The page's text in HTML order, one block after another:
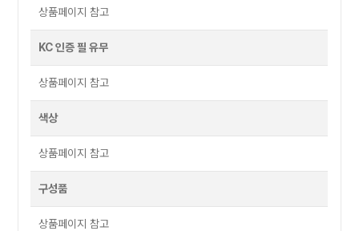
상품페이지 참고
KC 인증 필 유무
상품페이지 참고
색상
상품페이지 참고
구성품
상품페이지 참고